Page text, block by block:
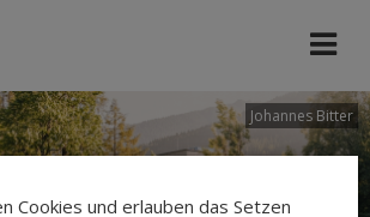
Johannes Bitter
Cookies und erlauben das Setzen